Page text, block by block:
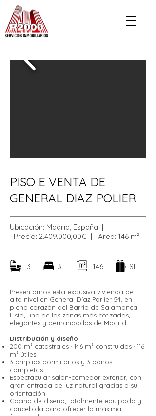
PISO E VENTA DE
GENERAL DIAZ POLIER
Ubicación: Madrid, España |
Precio: 2.409.000,00€ | Area: 146 m²
3 3 146 SI
Presentamos esta exclusiva vivienda de
alto nivel en General Díaz Porlier 54, en
pleno corazón del Barrio de Salamanca –
Lista, una de las zonas más cotizadas,
elegantes y demandadas de Madrid.
Distribución y diseño
200 m² catastrales · 146 m² construidos · 116
m² útiles
3 amplios dormitorios y 3 baños
completos
Espectacular salón-comedor exterior, con
gran entrada de luz natural gracias a su
orientación
Cocina de diseño, totalmente equipada y
concebida para ofrecer la máxima